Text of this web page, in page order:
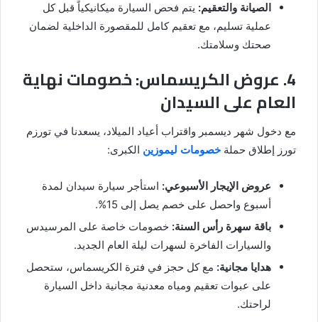
الصيانة والتعقيم: يتم فحص السيارة ميكانيكياً قبل كل
عملية تسليم، مع تعقيم كامل للمقصورة الداخلية لضمان
صحتك وسلامتك.
4. عروض الكريسماس: خصومات نهاية
العام على السيدان
مع دخول شهر ديسمبر واقتراب أعياد الميلاد، يسعدنا في تورزم
تورز إطلاق حملة خصومات ليموزين الكبرى:
عروض الإيجار الأسبوعي: استأجر سيارة سيدان لمدة
أسبوع واحصل على خصم يصل إلى 15%.
باقة سهرة رأس السنة: خصومات خاصة على المرسيدس
والسيارات الفاخرة لسهرات ليلة العام الجديد.
هدايا مجانية: مع كل حجز في فترة الكريسماس، ستحصل
على عبوات تعقيم ومياه معدنية مجانية داخل السيارة
لراحتك.